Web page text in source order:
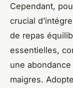
Cependant,
crucial
de repas
essentielles,
une
maigres.